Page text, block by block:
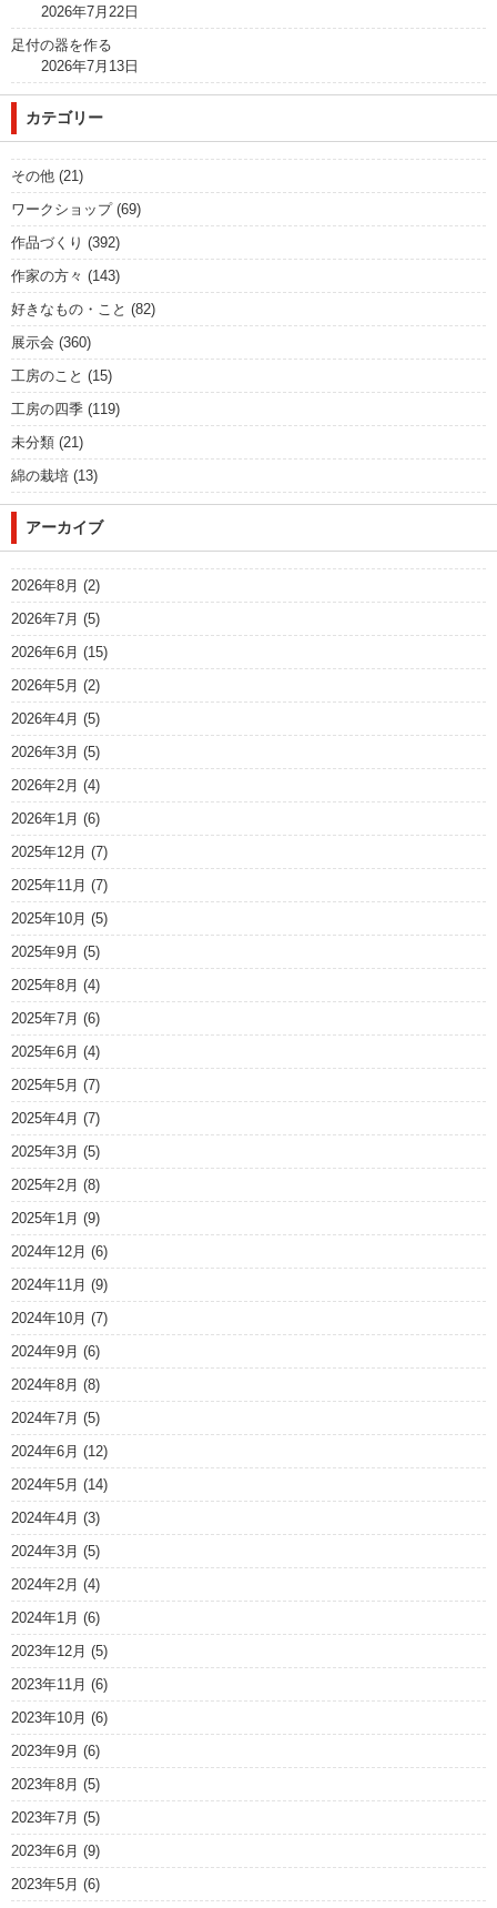
2026年7月22日
足付の器を作る
2026年7月13日
カテゴリー
その他 (21)
ワークショップ(69)
作品づくり (392)
作家の方々 (143)
好きなもの・こと (82)
展示会 (360)
工房のこと (15)
工房の四季 (119)
未分類 (21)
綿の栽培 (13)
アーカイブ
2026年8月 (2)
2026年7月 (5)
2026年6月 (15)
2026年5月 (2)
2026年4月 (5)
2026年3月 (5)
2026年2月 (4)
2026年1月 (6)
2025年12月 (7)
2025年11月 (7)
2025年10月 (5)
2025年9月 (5)
2025年8月 (4)
2025年7月 (6)
2025年6月 (4)
2025年5月 (7)
2025年4月 (7)
2025年3月 (5)
2025年2月 (8)
2025年1月 (9)
2024年12月 (6)
2024年11月 (9)
2024年10月 (7)
2024年9月 (6)
2024年8月 (8)
2024年7月 (5)
2024年6月 (12)
2024年5月 (14)
2024年4月 (3)
2024年3月 (5)
2024年2月 (4)
2024年1月 (6)
2023年12月 (5)
2023年11月 (6)
2023年10月 (6)
2023年9月 (6)
2023年8月 (5)
2023年7月 (5)
2023年6月 (9)
2023年5月 (6)